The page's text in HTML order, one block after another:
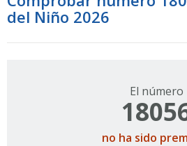
Noticias
Datos
Historia
del Niño 2026
El número
no ha sido